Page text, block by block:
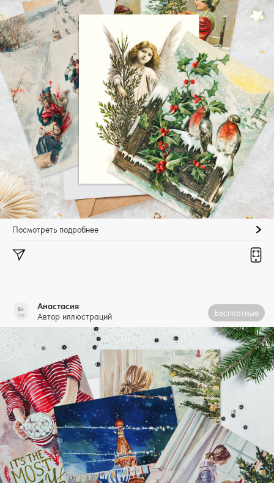
Посмотреть подробнее
Анастасия
Автор иллюстраций
Бесплатные